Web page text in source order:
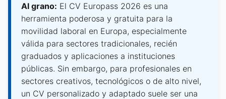
Al grano: El CV Europass 2026 es una
herramienta poderosa y gratuita para la
movilidad laboral en Europa, especialmente
válida para sectores tradicionales, recién
graduados y aplicaciones a instituciones
públicas. Sin embargo, para profesionales en
sectores creativos, tecnológicos o de alto nivel,
un CV personalizado y adaptado suele ser una